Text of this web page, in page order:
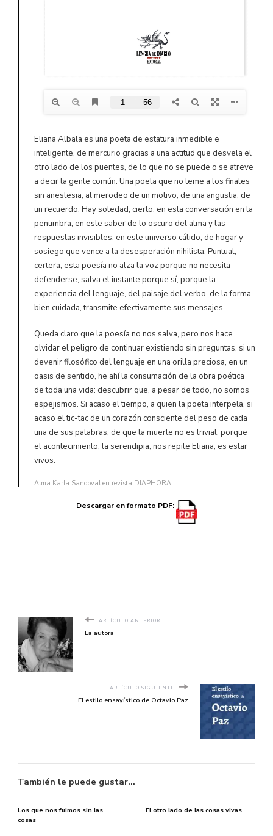
Eliana Albala es una poeta de estatura inmedible e
inteligente, de mercurio gracias a una actitud que desvela el
otro lado de los puentes, de lo que no se puede o se atreve
a decir la gente común. Una poeta que no teme a los finales
sin anestesia, al merodeo de un motivo, de una angustia, de
un recuerdo. Hay soledad, cierto, en esta conversación en la
penumbra, en este saber de lo oscuro del alma y las
respuestas invisibles, en este universo cálido, de hogar y
sosiego que vence a la desesperación nihilista. Puntual,
certera, esta poesía no alza la voz porque no necesita
defenderse, salva el instante porque sí, porque la
experiencia del lenguaje, del paisaje del verbo, de la forma
bien cuidada, transmite efectivamente sus mensajes.
Queda claro que la poesía no nos salva, pero nos hace
olvidar el peligro de continuar existiendo sin preguntas, si un
devenir filosófico del lenguaje en una orilla preciosa, en un
oasis de sentido, he ahí la consumación de la obra poética
de toda una vida: descubrir que, a pesar de todo, no somos
espejismos. Si acaso el tiempo, a quien la poeta interpela, si
acaso el tic-tac de un corazón consciente del peso de cada
una de sus palabras, de que la muerte no es trivial, porque
el acontecimiento, la serendipia, nos repite Eliana, es estar
vivos.
Alma Karla Sandoval en revista DIAPHORA
Descargar en formato PDF:
ARTÍCULO ANTERIOR
La autora
ARTÍCULO SIGUIENTE
El estilo ensayístico de Octavio Paz
También le puede gustar...
Los que nos fuimos sin las
cosas
El otro lado de las cosas vivas